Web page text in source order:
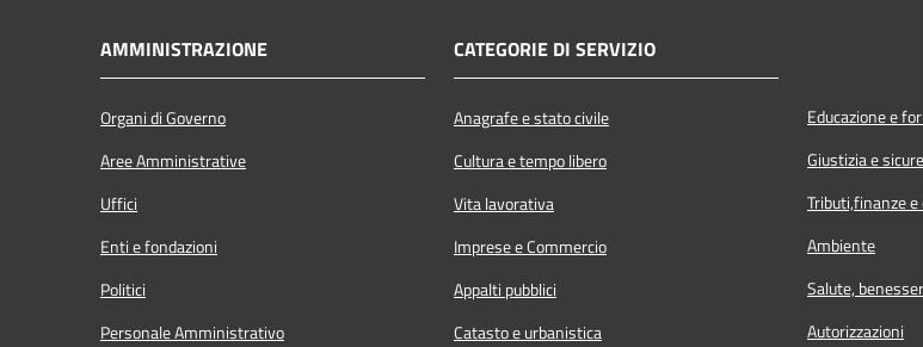
AMMINISTRAZIONE
Organi di Governo
Aree Amministrative
Uffici
Enti e fondazioni
Politici
Personale Amministrativo
CATEGORIE DI SERVIZIO
Anagrafe e stato civile
Cultura e tempo libero
Vita lavorativa
Imprese e Commercio
Appalti pubblici
Catasto e urbanistica
Educazione e
Giustizia e
Tributi,finanze
Ambiente
Salute,
Autorizzazioni